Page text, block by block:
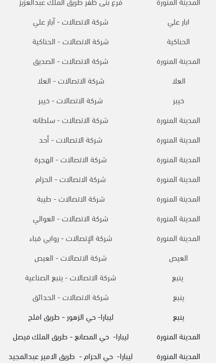
ابار علي
شركة الاتصالات - آبار علي
الحناكية
شركة الاتصالات - الحناكية
المدينة المنورة
شركة الاتصالات - الصديق
العلا
شركة الاتصالات - العلا
خيبر
شركة الاتصالات - خيبر
المدينة المنورة
شركة الاتصالات - سلطانه
المدينة المنورة
شركة الاتصالات - أحد
المدينة المنورة
شركة الاتصالات - الهجرة
المدينة المنورة
شركة الاتصالات - الحزام
المدينة المنورة
شركة الاتصالات - طيبة
المدينة المنورة
شركة الاتصالات - العوالي
المدينة المنورة
شركة الإتصالات - روابي قباء
العيص
شركة الاتصالات - العيص
ينبع
شركة الاتصالات - ينبع الصناعية
ينبع
شركة الاتصالات - الحدائق
ينبع
ليبارا- حي الزهور - طريق املج
المدينة المنورة
ليبارا- حي المصانع - طريق الملك فيصل
المدينة المنورة
ليبارا- حي الحزام - طريق الامير عبدالمجيد